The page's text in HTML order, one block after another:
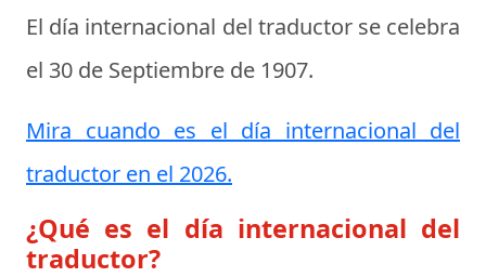
El día internacional del traductor se celebra
el 30 de Septiembre de 1907.
Mira cuando es el día internacional del
traductor en el 2026.
¿Qué es el día internacional del
traductor?